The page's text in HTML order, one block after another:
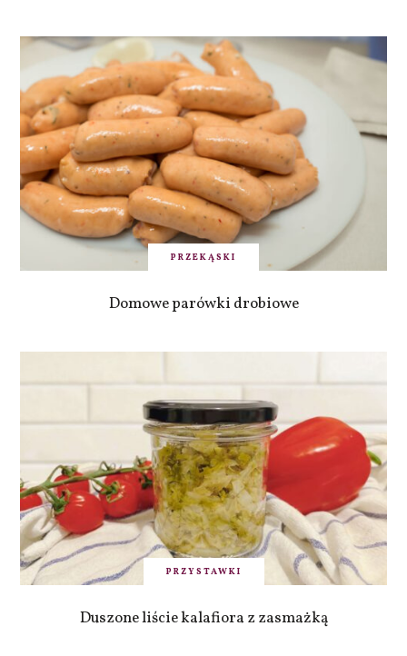
PRZEKĄSKI
Domowe parówki drobiowe
PRZYSTAWKI
Duszone liście kalafiora z zasmażką